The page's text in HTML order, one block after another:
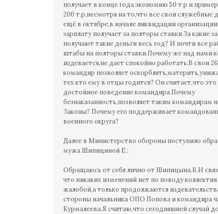
получает в конце года экономию 50 т.р и
200 т.р,несмотря на то,что все свои служебные
ещё в октябре,в начале ликвидации
зарплату получает за полторы ставки.За какие
получают такие деньги весь год? И почти все
штабы на полторы ставки.Почему же над нами
издевается,не дает спокойно работать.В свои
командир позволяет
тех кто ему в отцы годится? Он считает,что это
достойное поведение командира.Почему
безнаказанность,позволяет таким командирам
Законы? Почему его поддерживает
военного округа?
Далее в Министерство обороны поступило
мужа Шипициной Е.:
Обращаюсь от себя лично от Шипицына.В.И
что никаких изменений нет по поводу
жалобой,а только продолжаются
стороны начальника ОПО Попова и командира
Курмалеева.Я считаю,что сегодняшней случай